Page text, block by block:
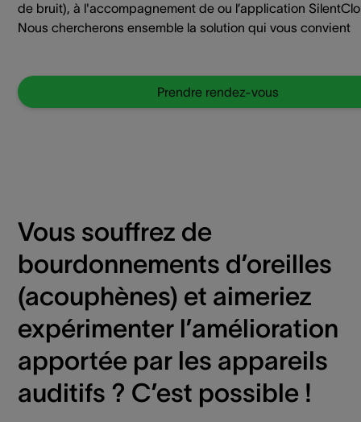
de bruit), à l'accompagnement de ou l’application
Nous chercherons ensemble la solution qui vous convient
Prendre rendez-vous
Vous souffrez de
bourdonnements d’oreilles
(acouphènes) et aimeriez
expérimenter l’amélioration
apportée par les appareils
auditifs ? C’est possible !